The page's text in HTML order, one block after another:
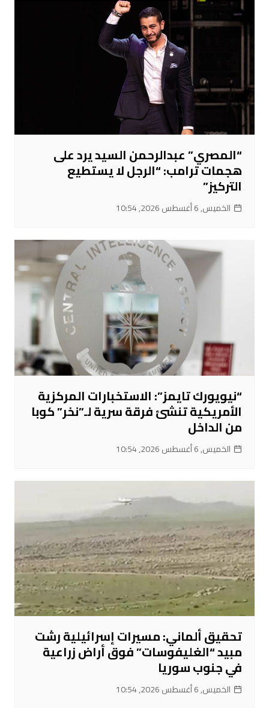
“المصري” عبدالرحمن السيد يرد على
هجمات ترامب: “الرجل لا يستطيع
التركيز”
الخميس, 6 أغسطس 2026, 10:54
“نيويورك تايمز”: الاستخبارات المركزية
الأمريكية تنشئ فرقة سرية لـ”نخر” كوبا
من الداخل
الخميس, 6 أغسطس 2026, 10:54
تحقيق ألماني: مسيرات إسرائيلية رشت
مبيد “الغليفوسات” فوق أراض زراعية
في جنوب سوريا
الخميس, 6 أغسطس 2026, 10:54